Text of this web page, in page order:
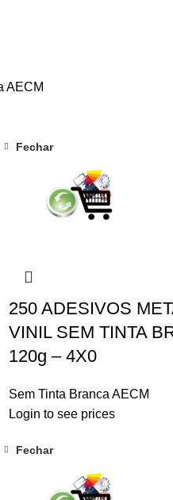
AECM
Fechar
250 ADESIVOS
VINIL SEM TINTA
120g – 4X0
Sem Tinta Branca AECM
Login to see prices
Fechar